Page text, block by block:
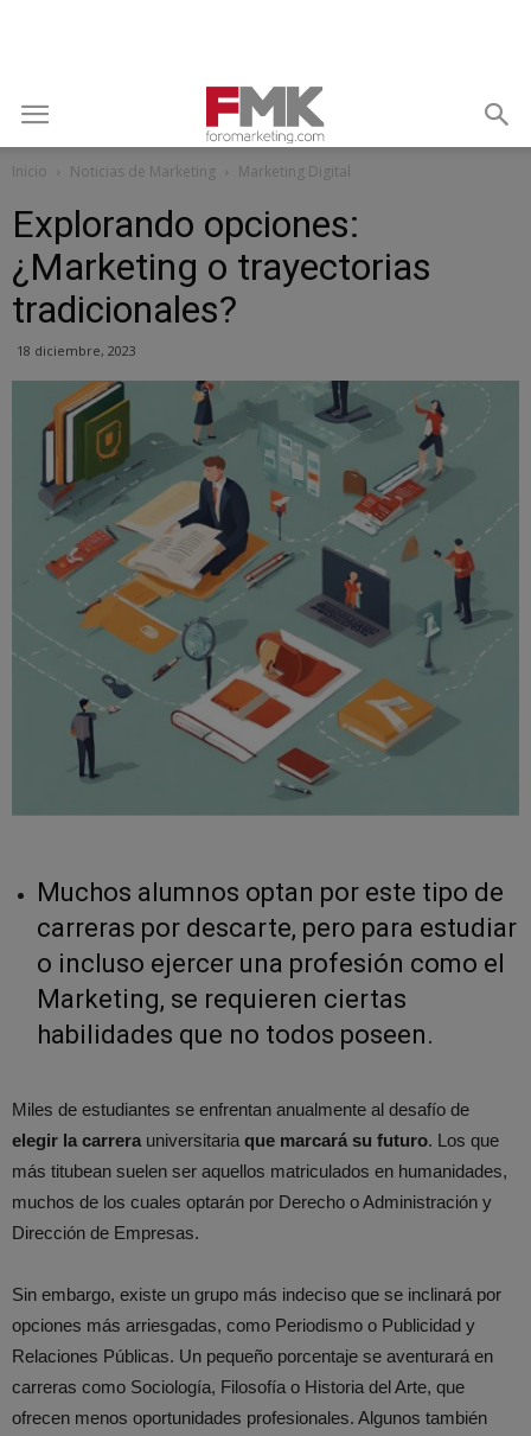
Inicio Noticias de Marketing Marketing Digital
Explorando opciones:
¿Marketing o trayectorias
tradicionales?
18 diciembre, 2023
Muchos alumnos optan por este tipo de
carreras por descarte, pero para estudiar
o incluso ejercer una profesión como el
Marketing, se requieren ciertas
habilidades que no todos poseen.
Miles de estudiantes se enfrentan anualmente al desafío de
elegir la carrera universitaria que marcará su futuro. Los que
más titubean suelen ser aquellos matriculados en humanidades,
muchos de los cuales optarán por Derecho o Administración y
Dirección de Empresas.
Sin embargo, existe un grupo más indeciso que se inclinará por
opciones más arriesgadas, como Periodismo o Publicidad y
Relaciones Públicas. Un pequeño porcentaje se aventurará en
carreras como Sociología, Filosofía o Historia del Arte, que
ofrecen menos oportunidades profesionales. Algunos también